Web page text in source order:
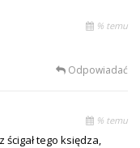
% temu
Odpowiadać
% temu
tego księdza,